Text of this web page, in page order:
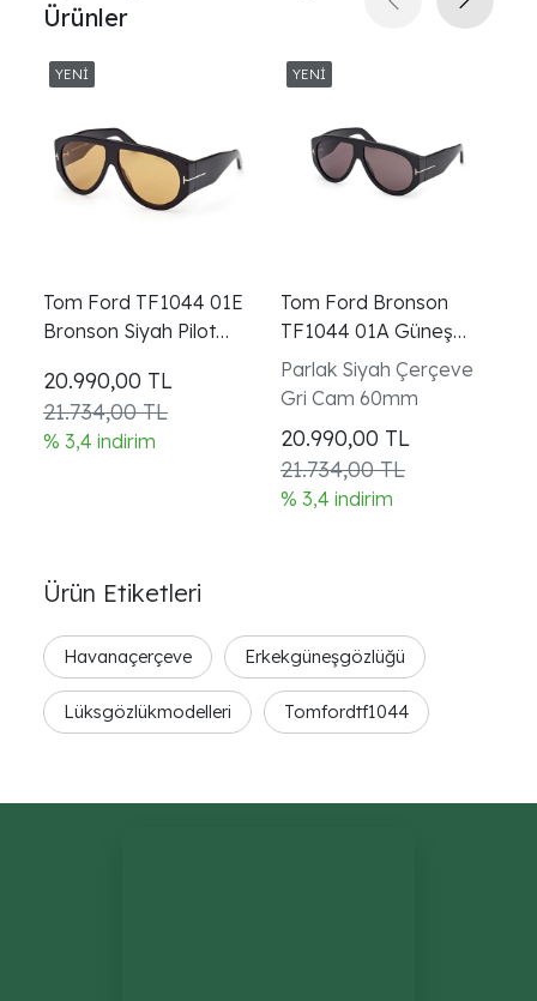
Ürünler
Tom Ford TF1044 01E
Bronson Siyah Pilot
20.990,00 TL
21.734,00 TL
% 3,4 indirim
Tom Ford Bronson
TF1044 01A Güneş
Gözlüğü
Parlak Siyah Çerçeve
Gri Cam 60mm
20.990,00 TL
21.734,00 TL
% 3,4 indirim
Ürün Etiketleri
Havanaçerçeve Erkekgüneşgözlüğü
Lüksgözlükmodelleri Tomfordtf1044